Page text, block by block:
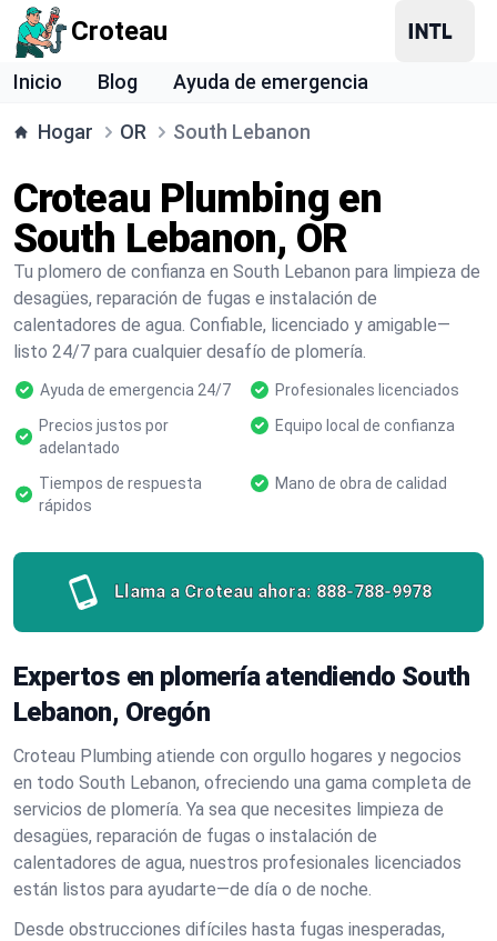
Croteau
Inicio Blog Ayuda de emergencia
Hogar OR South Lebanon
Croteau Plumbing en
South Lebanon, OR
Tu plomero de confianza en South Lebanon para limpieza de
desagües, reparación de fugas e instalación de
calentadores de agua. Confiable, licenciado y amigable—
listo 24/7 para cualquier desafío de plomería.
Ayuda de emergencia 24/7
Profesionales licenciados
Precios justos por
adelantado
Equipo local de confianza
Tiempos de respuesta
rápidos
Mano de obra de calidad
Llama a Croteau ahora: 888-788-9978
Expertos en plomería atendiendo South
Lebanon, Oregón
Croteau Plumbing atiende con orgullo hogares y negocios
en todo South Lebanon, ofreciendo una gama completa de
servicios de plomería. Ya sea que necesites limpieza de
desagües, reparación de fugas o instalación de
calentadores de agua, nuestros profesionales licenciados
están listos para ayudarte—de día o de noche.
Desde obstrucciones difíciles hasta fugas inesperadas,